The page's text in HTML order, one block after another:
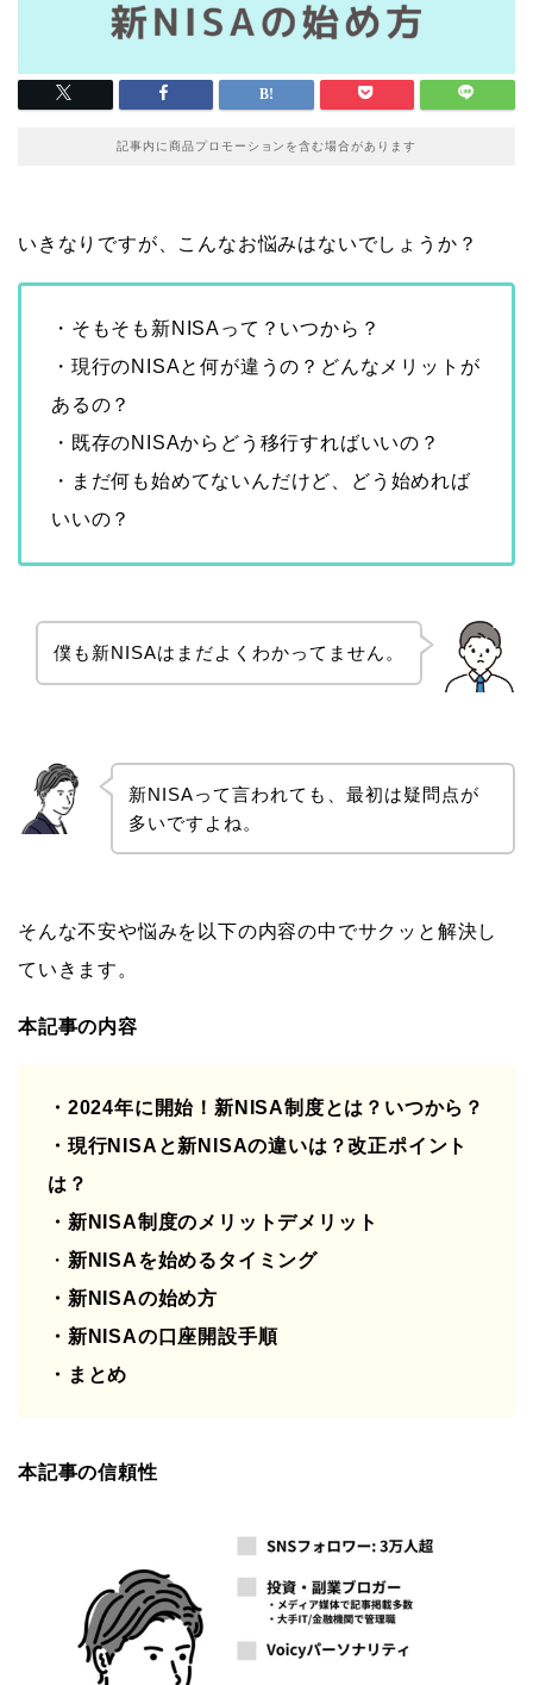
記事内に商品プロモーションを含む場合があります
いきなりですが、こんなお悩みはないでしょうか？
・そもそも新NISAって？いつから？
・現行のNISAと何が違うの？どんなメリットが
あるの？
・既存のNISAからどう移行すればいいの？
・まだ何も始めてないんだけど、どう始めれば
いいの？
僕も新NISAはまだよくわかってません。
新NISAって言われても、最初は疑問点が
多いですよね。
そんな不安や悩みを以下の内容の中でサクッと解決し
ていきます。
本記事の内容
・ 2024年に開始！新NISA制度とは？いつから？
・ 現行NISAと新NISAの違いは？改正ポイント
は？
・ 新NISA制度のメリットデメリット
・ 新NISAを始めるタイミング
・新NISAの始め方
・ 新NISAの口座開設手順
・まとめ
本記事の信頼性